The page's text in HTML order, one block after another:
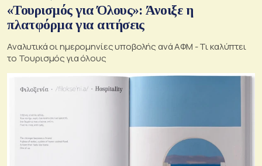
«Τουρισμός για Όλους»: Άνοιξε η
πλατφόρμα για αιτήσεις
Αναλυτικά οι ημερομηνίες υποβολής ανά ΑΦΜ - Τι καλύπτει
το Τουρισμός για όλους